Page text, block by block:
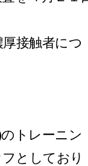
者につ
トレーニン
としており